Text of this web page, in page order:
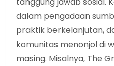
dalam pengadaan
praktik berkelanjutan,
komunitas menonjol di
masing. Misalnya, The